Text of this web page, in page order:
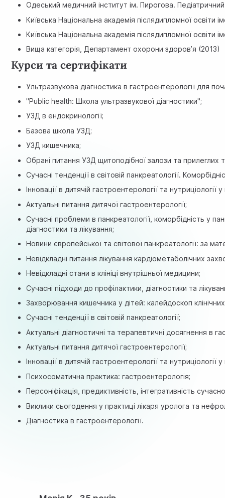
Одеський медичний інститут ім. Пирогова.
Київська Національна академія післядипломної
Київська Національна академія післядипломної освіти
Вища категорія, Департамент охорони здоров’я (2013)
Курси та сертифікати
Ультразвукова діагностика в гастроентерології для
"Public health: Школа ультразвукової діагностики";
УЗД в ендокринології;
Базова школа УЗД;
УЗД кишечника;
Обрані питання УЗД щитоподібної залози та прилеглих
Сучасні тенденції в світовій панкреатології.
Інновації в дитячій гастроентерології та
Актуальні питання дитячої гастроентерології;
Сучасні проблеми в панкреатології, коморбідність у
діагностики та лікування;
Новини європейської та світової панкреатології: за
Невідкладні питання лікування кардіометаболічних
Невідкладні стани в клініці внутрішньої медицини;
Сучасні підходи до профілактики, діагностики та
Захворювання кишечника у дітей: калейдоскоп
Сучасні тенденції в світовій панкреатології;
Актуальні діагностичні та терапевтичні досягнення в
Актуальні питання дитячої гастроентерології;
Інновації в дитячій гастроентерології та нутриціології
Психосоматична практика: гастроентерологія;
Персоніфікація, предиктивність, інтегративність
Виклики сьогодення у практиці лікаря уролога та
Діагностика в гастроентерології.